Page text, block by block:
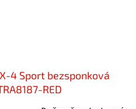
4 Sport bezsponková
RED